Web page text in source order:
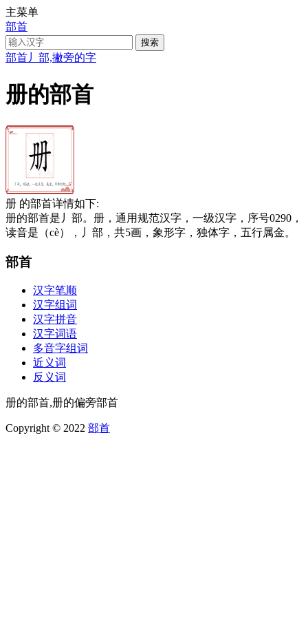
主菜单
部首
部首 丿部,撇旁的字
册的部首
册 的部首详情如下:
册的部首是丿部。册，通用规范汉字，一级汉字，序号0290，
读音是（cè），丿部，共5画，象形字，独体字，五行属金。
部首
汉字笔顺
汉字组词
汉字拼音
汉字词语
多音字组词
近义词
反义词
册的部首,册的偏旁部首
Copyright © 2022 部首